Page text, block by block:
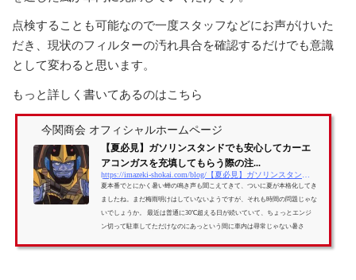
点検することも可能なので一度スタッフなどにお声がけいた
だき、現状のフィルターの汚れ具合を確認するだけでも意識
として変わると思います。
もっと詳しく書いてあるのはこちら
今関商会 オフィシャルホームページ
【夏必見】ガソリンスタンドでも安心してカーエ
アコンガスを充填してもらう際の注...
夏本番でとにかく暑い蝉の鳴き声も聞こえてきて、ついに夏が本格化してき
ましたね。まだ梅雨明けはしていないようですが、それも時間の問題じゃな
いでしょうか。 最近は普通に30℃超える日が続いていて、ちょっとエンジ
ン切って駐車してただけなのにあっという間に車内は尋常じゃない暑さ